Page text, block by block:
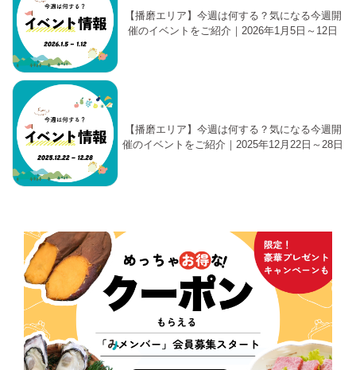
【播磨エリア】今週は何する？気になる今週開
催のイベントをご紹介｜2026年1月5日～12日
【播磨エリア】今週は何する？気になる今週開
催のイベントをご紹介｜2025年12月22日～28日